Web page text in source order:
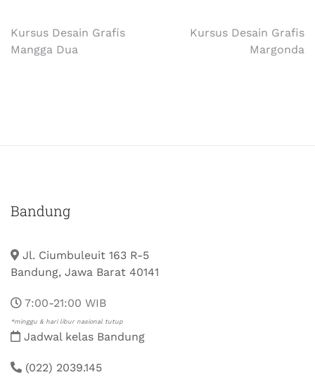
Kursus Desain Grafis
Mangga Dua
Kursus Desain Grafis
Margonda
Bandung
Jl. Ciumbuleuit 163 R-5
Bandung, Jawa Barat 40141
7:00-21:00 WIB
*minggu & hari libur nasional tutup
Jadwal kelas Bandung
(022) 2039.145